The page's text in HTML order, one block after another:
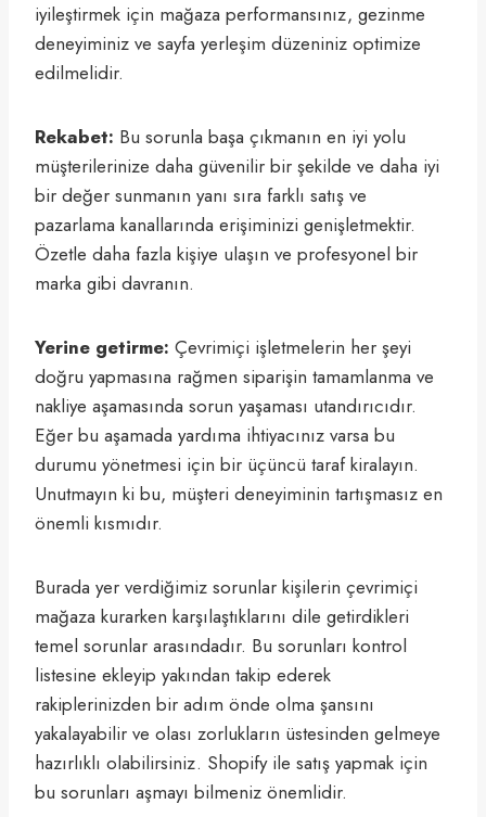
iyileştirmek için mağaza performansınız, gezinme
deneyiminiz ve sayfa yerleşim düzeniniz optimize
edilmelidir.
Rekabet: Bu sorunla başa çıkmanın en iyi yolu
müşterilerinize daha güvenilir bir şekilde ve daha iyi
bir değer sunmanın yanı sıra farklı satış ve
pazarlama kanallarında erişiminizi genişletmektir.
Özetle daha fazla kişiye ulaşın ve profesyonel bir
marka gibi davranın.
Yerine getirme: Çevrimiçi işletmelerin her şeyi
doğru yapmasına rağmen siparişin tamamlanma ve
nakliye aşamasında sorun yaşaması utandırıcıdır.
Eğer bu aşamada yardıma ihtiyacınız varsa bu
durumu yönetmesi için bir üçüncü taraf kiralayın.
Unutmayın ki bu, müşteri deneyiminin tartışmasız en
önemli kısmıdır.
Burada yer verdiğimiz sorunlar kişilerin çevrimiçi
mağaza kurarken karşılaştıklarını dile getirdikleri
temel sorunlar arasındadır. Bu sorunları kontrol
listesine ekleyip yakından takip ederek
rakiplerinizden bir adım önde olma şansını
yakalayabilir ve olası zorlukların üstesinden gelmeye
hazırlıklı olabilirsiniz. Shopify ile satış yapmak için
bu sorunları aşmayı bilmeniz önemlidir.